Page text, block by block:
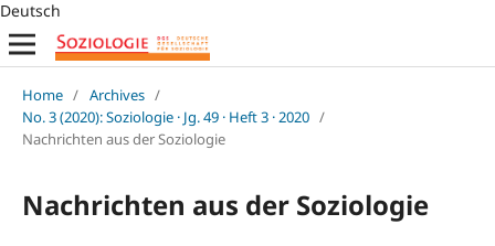
Deutsch
Home / Archives /
No. 3 (2020): Soziologie · Jg. 49 · Heft 3 · 2020 /
Nachrichten aus der Soziologie
Nachrichten aus der Soziologie